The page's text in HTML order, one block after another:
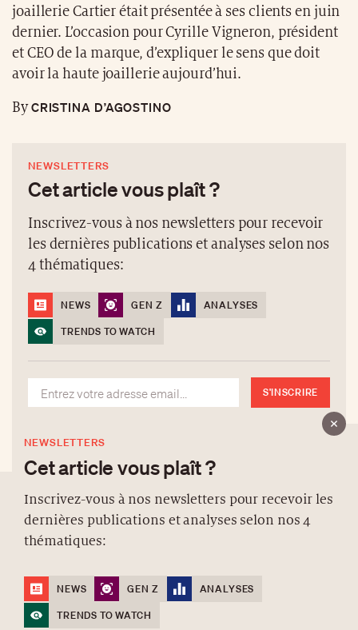
joaillerie Cartier était présentée à ses clients en juin
dernier. L’occasion pour Cyrille Vigneron, président
et CEO de la marque, d’expliquer le sens que doit
avoir la haute joaillerie aujourd’hui.
ByCRISTINA D’AGOSTINO
NEWSLETTERS
Cet article vous plaît ?
Inscrivez-vous à nos newsletters pour recevoir
les dernières publications et analyses selon nos
4 thématiques:
NEWS GEN Z
ANALYSES
TRENDS TO WATCH
S'INSCRIRE
NEWSLETTERS
Cet article vous plaît ?
Inscrivez-vous à nos newsletters pour recevoir les
dernières publications et analyses selon nos 4
thématiques:
NEWS GEN Z
ANALYSES
TRENDS TO WATCH
À PROPOS
PROTECTION DES DONNÉES
contact@luxurytribune.com